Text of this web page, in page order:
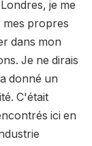
je me
mes propres
dans mon
Je ne dirais
donné un
C'était
ici en